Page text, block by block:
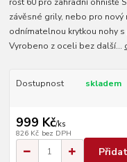
závěsné grily, nebo pro
odnímatelnou krytkou nohy s
Vyrobeno z oceli bez další...
Dostupnost skladem
999 Kč/ks
826 Kč bez DPH